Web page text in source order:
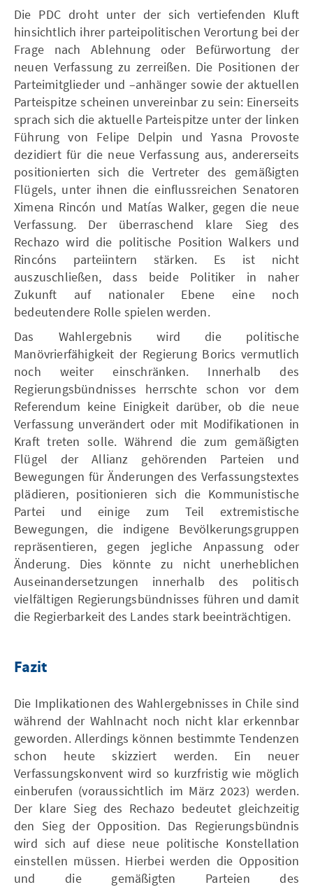
Die PDC droht unter der sich vertiefenden Kluft
hinsichtlich ihrer parteipolitischen Verortung bei der
Frage nach Ablehnung oder Befürwortung der
neuen Verfassung zu zerreißen. Die Positionen der
Parteimitglieder und –anhänger sowie der aktuellen
Parteispitze scheinen unvereinbar zu sein: Einerseits
sprach sich die aktuelle Parteispitze unter der linken
Führung von Felipe Delpin und Yasna Provoste
dezidiert für die neue Verfassung aus, andererseits
positionierten sich die Vertreter des gemäßigten
Flügels, unter ihnen die einflussreichen Senatoren
Ximena Rincón und Matías Walker, gegen die neue
Verfassung. Der überraschend klare Sieg des
Rechazo wird die politische Position Walkers und
Rincóns parteiintern stärken. Es ist nicht
auszuschließen, dass beide Politiker in naher
Zukunft auf nationaler Ebene eine noch
bedeutendere Rolle spielen werden.
Das Wahlergebnis wird die politische
Manövrierfähigkeit der Regierung Borics vermutlich
noch weiter einschränken. Innerhalb des
Regierungsbündnisses herrschte schon vor dem
Referendum keine Einigkeit darüber, ob die neue
Verfassung unverändert oder mit Modifikationen in
Kraft treten solle. Während die zum gemäßigten
Flügel der Allianz gehörenden Parteien und
Bewegungen für Änderungen des Verfassungstextes
plädieren, positionieren sich die Kommunistische
Partei und einige zum Teil extremistische
Bewegungen, die indigene Bevölkerungsgruppen
repräsentieren, gegen jegliche Anpassung oder
Änderung. Dies könnte zu nicht unerheblichen
Auseinandersetzungen innerhalb des politisch
vielfältigen Regierungsbündnisses führen und damit
die Regierbarkeit des Landes stark beeinträchtigen.
Fazit
Die Implikationen des Wahlergebnisses in Chile sind
während der Wahlnacht noch nicht klar erkennbar
geworden. Allerdings können bestimmte Tendenzen
schon heute skizziert werden. Ein neuer
Verfassungskonvent wird so kurzfristig wie möglich
einberufen (voraussichtlich im März 2023) werden.
Der klare Sieg des Rechazo bedeutet gleichzeitig
den Sieg der Opposition. Das Regierungsbündnis
wird sich auf diese neue politische Konstellation
einstellen müssen. Hierbei werden die Opposition
und die gemäßigten Parteien des